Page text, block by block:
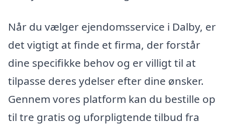
Når du vælger ejendomsservice i Dalby, er
det vigtigt at finde et firma, der forstår
dine specifikke behov og er villigt til at
tilpasse deres ydelser efter dine ønsker.
Gennem vores platform kan du bestille op
til tre gratis og uforpligtende tilbud fra